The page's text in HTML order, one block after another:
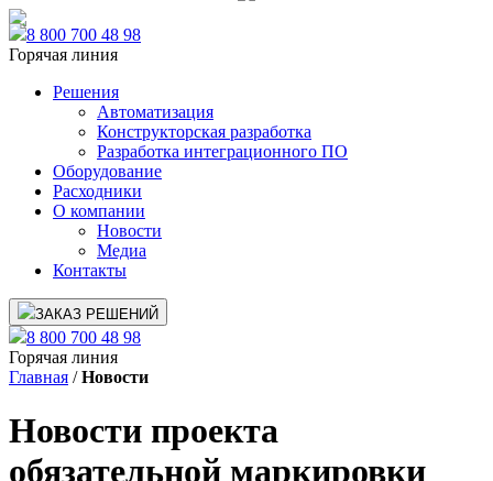
8 800 700 48 98
Горячая линия
Решения
Автоматизация
Конструкторская разработка
Разработка интеграционного ПО
Оборудование
Расходники
О компании
Новости
Медиа
Контакты
ЗАКАЗ РЕШЕНИЙ
8 800 700 48 98
Горячая линия
Главная /Новости
Новости проекта
обязательной маркировки